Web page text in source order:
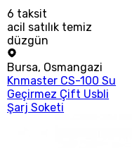
6 taksit
acil satılık temiz
düzgün
Bursa, Osmangazi
Knmaster CS-100 Su
Geçirmez Çift Usbli
Şarj Soketi